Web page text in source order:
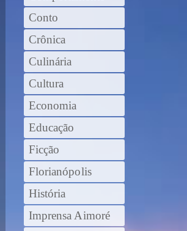
Conto
Crônica
Culinária
Cultura
Economia
Educação
Ficção
Florianópolis
História
Imprensa Aimoré